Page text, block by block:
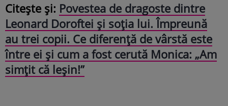
Citește și: Povestea de dragoste dintre
Leonard Doroftei și soția lui. Împreună
au trei copii. Ce diferență de vârstă este
între ei și cum a fost cerută Monica: „Am
simțit că leșin!”